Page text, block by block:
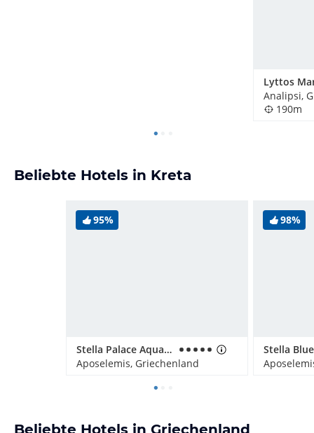
Analipsi,
190m
Beliebte Hotels in Kreta
95%
Stella Palace Aqua Park Resort
Aposelemis, Griechenland
98%
Beliebte Hotels in Griechenland